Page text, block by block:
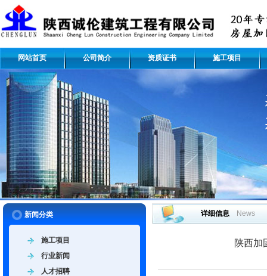
网站首页 公司简介 资质证书 施工项目
新闻分类
施工项目
行业新闻
人才招聘
详细信息 News
陕西加